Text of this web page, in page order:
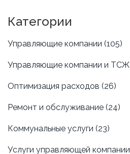
Категории
Управляющие компании (105)
Управляющие компании и ТСЖ
Оптимизация расходов (26)
Ремонт и обслуживание (24)
Коммунальные услуги (23)
Услуги управляющей компании